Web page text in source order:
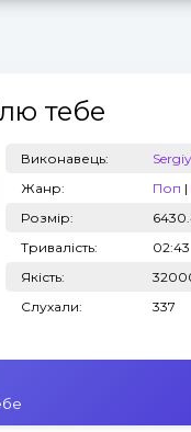
тебе
Виконавець:
Жанр:
Поп |
Розмір:
Тривалість:
02:43
Якість:
Слухали:
337